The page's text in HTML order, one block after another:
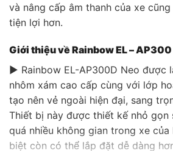
và nâng cấp âm thanh của xe
tiện lợi hơn.
Giới thiệu về Rainbow EL –
▶ Rainbow EL-AP300D Neo được
nhôm xám cao cấp cùng với lớp
tạo nên vẻ ngoài hiện đại, sang
Thiết bị này được thiết kế nhỏ gọn
quá nhiều không gian trong xe của
biệt còn có thể lắp đặt dễ dàng